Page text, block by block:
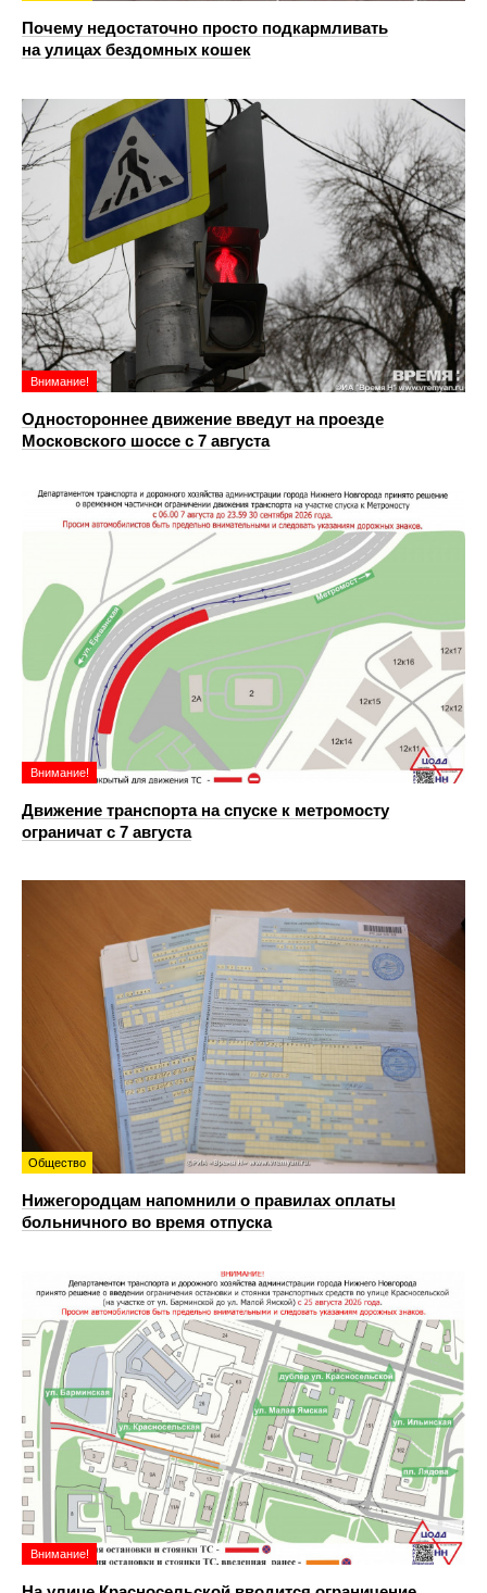
Почему недостаточно просто подкармливать
на улицах бездомных кошек
Внимание!
Одностороннее движение введут на проезде
Московского шоссе с 7 августа
Внимание!
Движение транспорта на спуске к метромосту
ограничат с 7 августа
Общество
Нижегородцам напомнили о правилах оплаты
больничного во время отпуска
Внимание!